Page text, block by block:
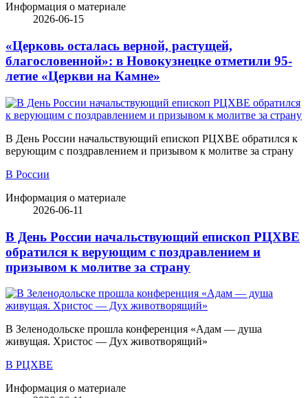
Информация о материале
2026-06-15
«Церковь осталась верной, растущей,
благословенной»: в Новокузнецке отметили 95-
летие «Церкви на Камне»
В День России начальствующий епископ РЦХВЕ обратился к
верующим с поздравлением и призывом к молитве за страну
В России
Информация о материале
2026-06-11
В День России начальствующий епископ РЦХВЕ
обратился к верующим с поздравлением и
призывом к молитве за страну
В Зеленодольске прошла конференция «Адам — душа
живущая. Христос — Дух животворящий»
В РЦХВЕ
Информация о материале